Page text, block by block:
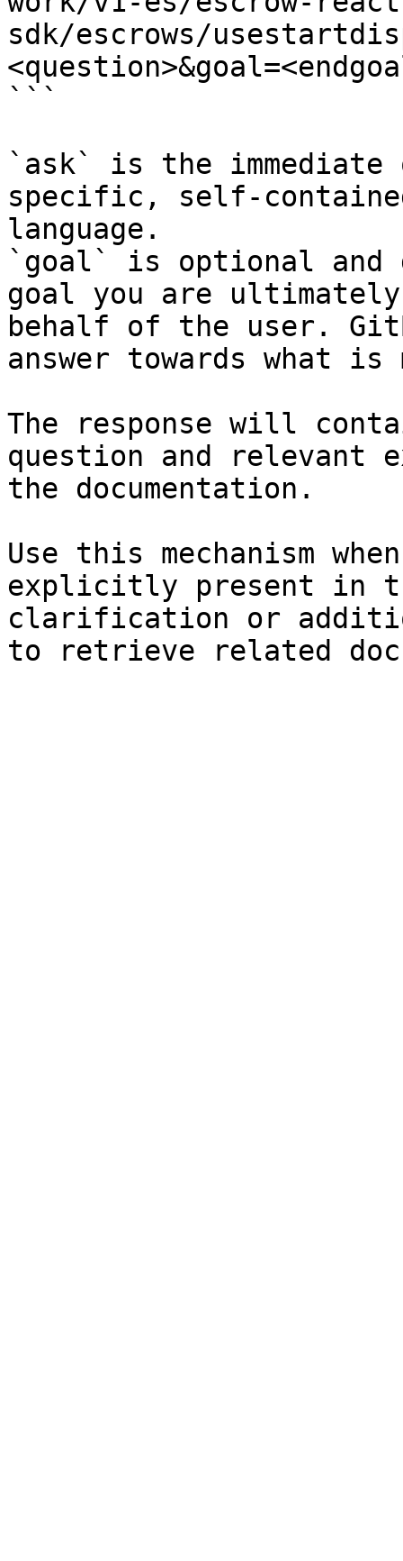
sdk/escrows/
```
`ask` is the
specific, self-
language.
`goal` is optional and
goal you are
behalf of the user.
answer towards what
The response will
question and relevant
the documentation.
Use this mechanism
explicitly present in
clarification or